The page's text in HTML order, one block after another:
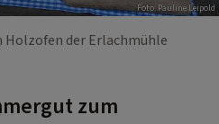
Foto: Pauline Leipold
Holzofen der Erlachmühle
zum